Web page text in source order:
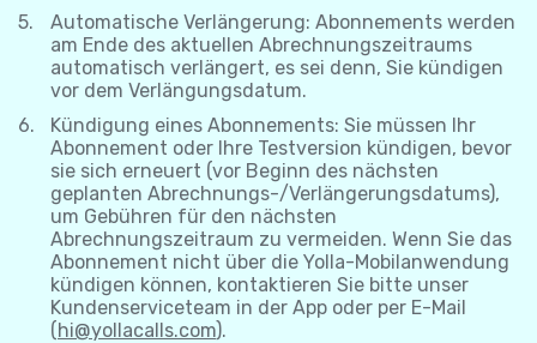
Automatische Verlängerung: Abonnements werden
am Ende des aktuellen Abrechnungszeitraums
automatisch verlängert, es sei denn, Sie kündigen
vor dem Verlängungsdatum.
Kündigung eines Abonnements: Sie müssen Ihr
Abonnement oder Ihre Testversion kündigen, bevor
sie sich erneuert (vor Beginn des nächsten
geplanten Abrechnungs-/Verlängerungsdatums),
um Gebühren für den nächsten
Abrechnungszeitraum zu vermeiden. Wenn Sie das
Abonnement nicht über die Yolla-Mobilanwendung
kündigen können, kontaktieren Sie bitte unser
Kundenserviceteam in der App oder per E-Mail
(hi@yollacalls.com).